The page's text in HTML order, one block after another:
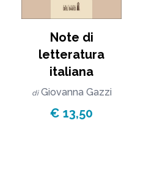
Note di
letteratura
italiana
di Giovanna Gazzi
€ 13,50